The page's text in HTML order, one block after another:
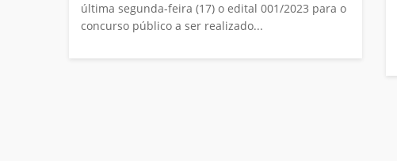
última segunda-feira (17) o edital 001/2023 para o
concurso público a ser realizado...